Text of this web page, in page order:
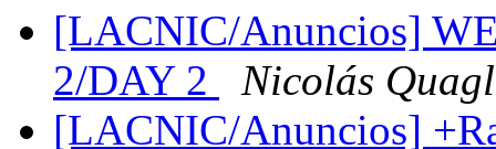
[LACNIC/Anuncios]
2/DAY 2
Nicolás
[LACNIC/Anuncios]